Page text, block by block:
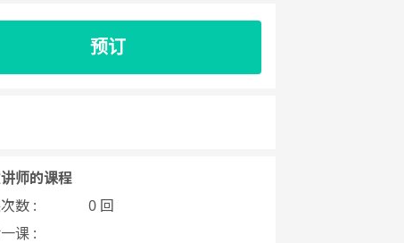
预订
师的课程
数 :
0 回
课 :